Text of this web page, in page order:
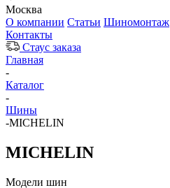
Москва
О компании Статьи Шиномонтаж
Контакты
Стаус заказа
Главная
-
Каталог
-
Шины
-MICHELIN
MICHELIN
Модели шин